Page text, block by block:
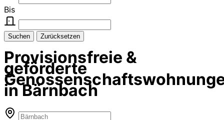
Bis
Suchen Zurücksetzen
Provisionsfreie &
geförderte
in Bärnbach